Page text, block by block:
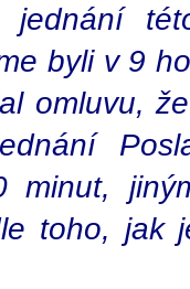
jednání
byli v 9
omluvu,
minut,
toho, jak